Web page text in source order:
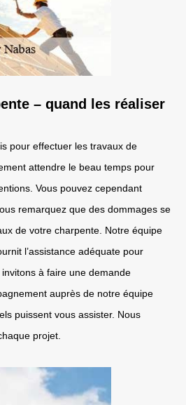
– quand les réaliser
pour effectuer les travaux de
attendre le beau temps pour
Vous pouvez cependant
remarquez que des dommages se
de votre charpente. Notre équipe
l’assistance adéquate pour
à faire une demande
auprès de notre équipe
puissent vous assister. Nous
projet.